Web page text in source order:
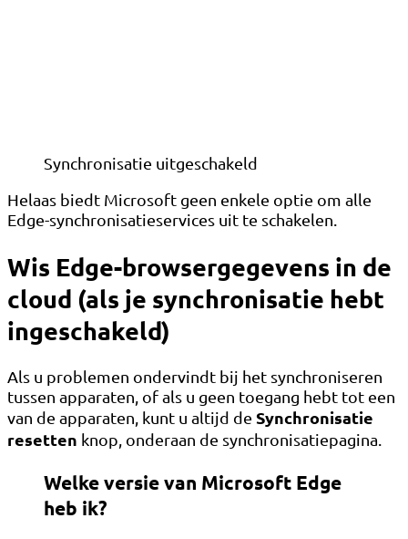
Synchronisatie uitgeschakeld
Helaas biedt Microsoft geen enkele optie om alle
Edge-synchronisatieservices uit te schakelen.
Wis Edge-browsergegevens in de
cloud (als je synchronisatie hebt
ingeschakeld)
Als u problemen ondervindt bij het synchroniseren
tussen apparaten, of als u geen toegang hebt tot een
van de apparaten, kunt u altijd de Synchronisatie
resetten knop, onderaan de synchronisatiepagina.
Welke versie van Microsoft Edge
heb ik?